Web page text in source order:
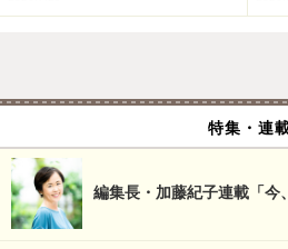
特集・連
編集長・加藤紀子連載「今